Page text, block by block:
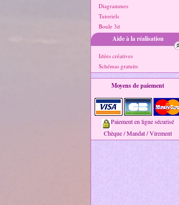
Diagrammes
Tutoriels
Boule 3d
Aide à la réalisation
Idées créatives
Schémas gratuits
Moyens de paiement
Paiement en ligne sécurisé
Chèque / Mandat / Virement